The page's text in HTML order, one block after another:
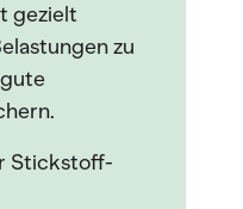
gezielt
zu
Stickstoff-